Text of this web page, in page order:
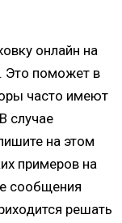
онлайн на
Это поможет в
часто имеют
случае
на этом
примеров на
сообщения
решать